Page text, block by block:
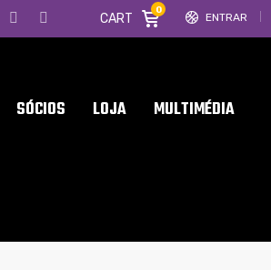
ENTRAR
CART
0
SÓCIOS LOJA MULTIMÉDIA